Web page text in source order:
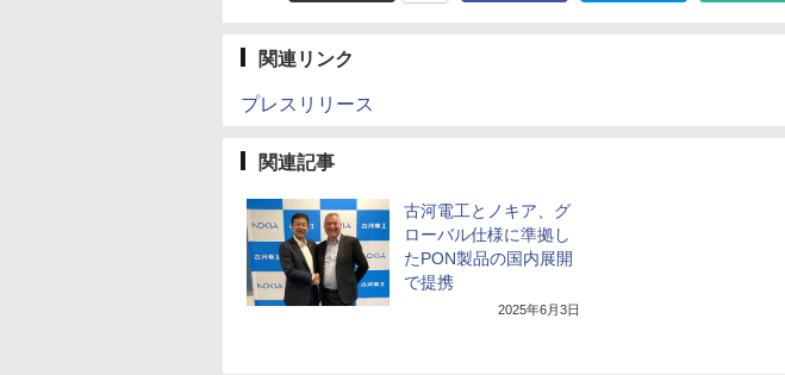
関連リンク
プレスリリース
関連記事
古河電工とノキア、グ
ローバル仕様に準拠し
たPON製品の国内展開
で提携
2025年6月3日